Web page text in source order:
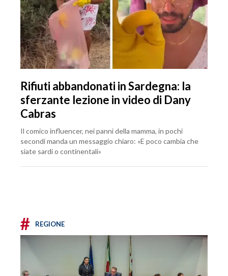
Rifiuti abbandonati in Sardegna: la
sferzante lezione in video di Dany
Cabras
Il comico influencer, nei panni della mamma, in pochi
secondi manda un messaggio chiaro: «E poco cambia che
siate sardi o continentali»
# REGIONE